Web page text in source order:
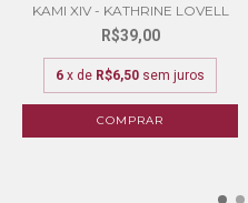
KAMI XIV - KATHRINE LOVELL
R$39,00
6 x de R$6,50 sem juros
COMPRAR